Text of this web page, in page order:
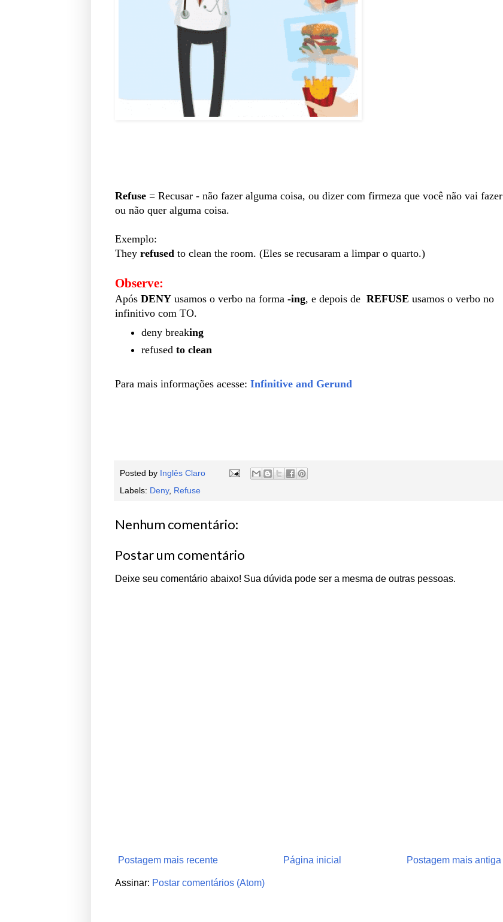
Refuse = Recusar - não fazer alguma coisa, ou dizer com firmeza que você não vai fazer
ou não quer alguma coisa.
Exemplo:
They refused to clean the room. (Eles se recusaram a limpar o quarto.)
Observe:
Após DENY usamos o verbo na forma -ing, e depois de REFUSE usamos o verbo no
infinitivo com TO.
deny breaking
refused to clean
Para mais informações acesse: Infinitive and Gerund
Posted by Inglês Claro
Labels: Deny, Refuse
Nenhum comentário:
Postar um comentário
Deixe seu comentário abaixo! Sua dúvida pode ser a mesma de outras pessoas.
Postagem mais recente Postagem mais antiga
Página inicial
Assinar: Postar comentários (Atom)